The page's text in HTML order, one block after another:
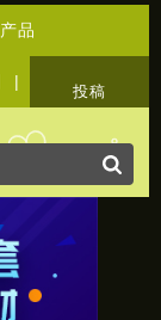
产品
|
投稿